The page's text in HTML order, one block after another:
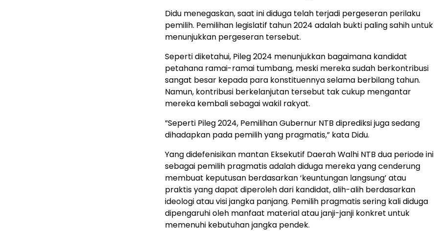
Didu menegaskan, saat ini diduga telah terjadi pergeseran perilaku
pemilih. Pemilihan legislatif tahun 2024 adalah bukti paling sahih untuk
menunjukkan pergeseran tersebut.
Seperti diketahui, Pileg 2024 menunjukkan bagaimana kandidat
petahana ramai-ramai tumbang, meski mereka sudah berkontribusi
sangat besar kepada para konstituennya selama berbilang tahun.
Namun, kontribusi berkelanjutan tersebut tak cukup mengantar
mereka kembali sebagai wakil rakyat.
”Seperti Pileg 2024, Pemilihan Gubernur NTB diprediksi juga sedang
dihadapkan pada pemilih yang pragmatis,” kata Didu.
Yang didefenisikan mantan Eksekutif Daerah Walhi NTB dua periode ini
sebagai pemilih pragmatis adalah diduga mereka yang cenderung
membuat keputusan berdasarkan ‘keuntungan langsung’ atau
praktis yang dapat diperoleh dari kandidat, alih-alih berdasarkan
ideologi atau visi jangka panjang. Pemilih pragmatis sering kali diduga
dipengaruhi oleh manfaat material atau janji-janji konkret untuk
memenuhi kebutuhan jangka pendek.